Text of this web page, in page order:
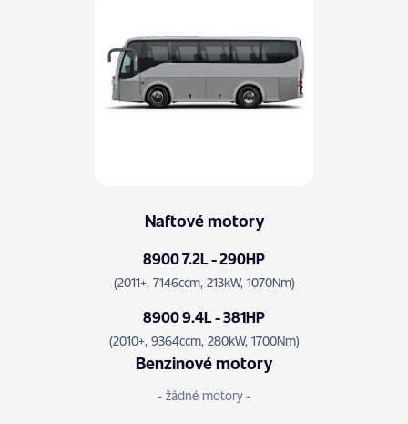
Naftové motory
8900 7.2L - 290HP
(2011+, 7146ccm, 213kW, 1070Nm)
8900 9.4L - 381HP
(2010+, 9364ccm, 280kW, 1700Nm)
Benzinové motory
- žádné motory -